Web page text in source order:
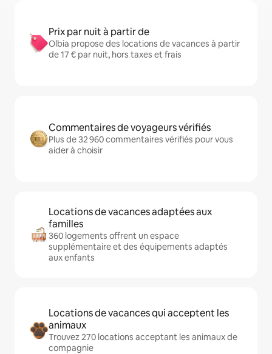
Prix par nuit à partir de
Olbia propose des locations de vacances à partir
de 17 € par nuit, hors taxes et frais
Commentaires de voyageurs vérifiés
Plus de 32 960 commentaires vérifiés pour vous
aider à choisir
Locations de vacances adaptées aux
familles
360 logements offrent un espace
supplémentaire et des équipements adaptés
aux enfants
Locations de vacances qui acceptent les
animaux
Trouvez 270 locations acceptant les animaux de
compagnie